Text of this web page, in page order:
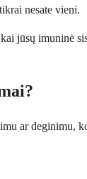
nesate vieni.
jūsų imuninė
ar deginimu,